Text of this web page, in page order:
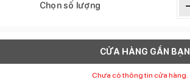
Chọn số lượng
CỬA HÀNG GẦN BẠN
Chưa có thông tin cửa hàng.